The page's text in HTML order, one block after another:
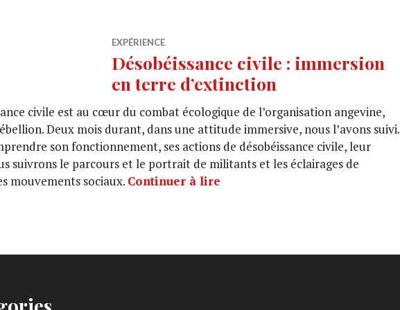
EXPÉRIENCE
Désobéissance civile : immersion
en terre d’extinction
civile est au cœur du combat écologique de l’organisation angevine,
Deux mois durant, dans une attitude immersive, nous l’avons suivi.
son fonctionnement, ses actions de désobéissance civile, leur
suivrons le parcours et le portrait de militants et les éclairages de
mouvements sociaux. Continuer à lire